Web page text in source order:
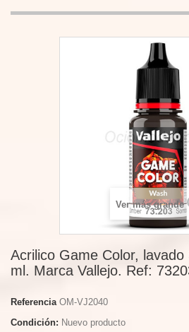
Ver más grande
Acrilico Game Color,
ml. Marca Vallejo. Ref:
Referencia OM-VJ2040
Condición: Nuevo producto